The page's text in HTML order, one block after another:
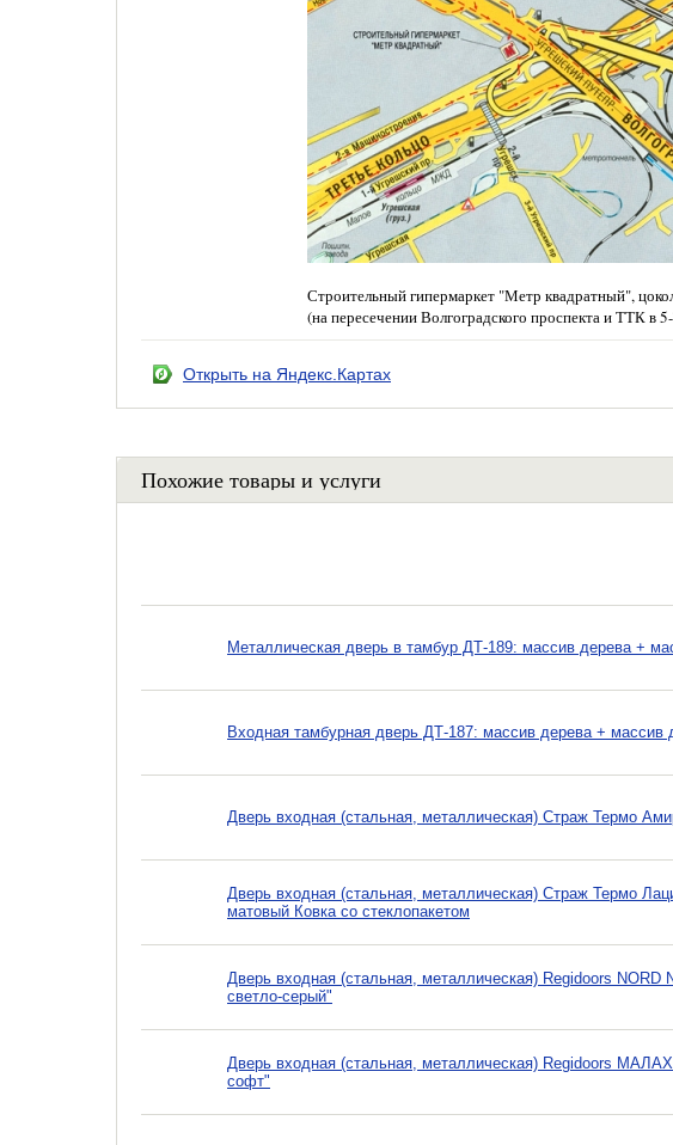
Строительный гипермаркет "Метр квадратный",
(на пересечении Волгоградского проспекта и ТТК в
Открыть на Яндекс.Картах
Похожие товары и услуги
Металлическая дверь в тамбур ДТ-189: массив дерева +
Входная тамбурная дверь ДТ-187: массив дерева + массив
Дверь входная (стальная, металлическая) Страж Термо
Дверь входная (стальная, металлическая) Страж Термо
матовый Ковка со стеклопакетом
Дверь входная (стальная, металлическая) Regidoors NORD
светло-серый"
Дверь входная (стальная, металлическая) Regidoors
софт"